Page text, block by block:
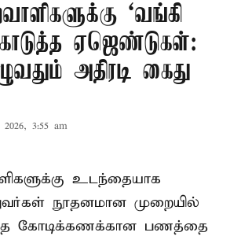
‘வங்கி
ஏஜெண்டுகள்:
அதிரடி கைது
3:55 am
உடந்தையாக
நூதனமான முறையில்
கோடிக்கணக்கான பணத்தை